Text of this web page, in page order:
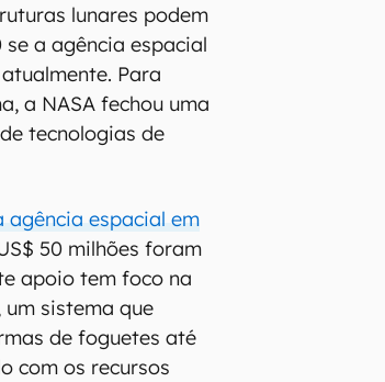
lunares podem
a agência espacial
Para
a NASA fechou uma
tecnologias de
agência espacial em
50 milhões foram
apoio tem foco na
sistema que
de foguetes até
com os recursos